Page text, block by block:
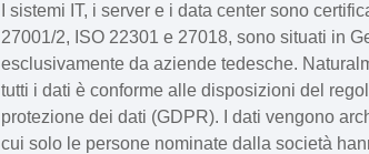
I sistemi IT, i server e i data center sono
27001/2, ISO 22301 e 27018, sono situati in
esclusivamente da aziende tedesche.
tutti i dati è conforme alle disposizioni del
protezione dei dati (GDPR). I dati vengono
cui solo le persone nominate dalla società